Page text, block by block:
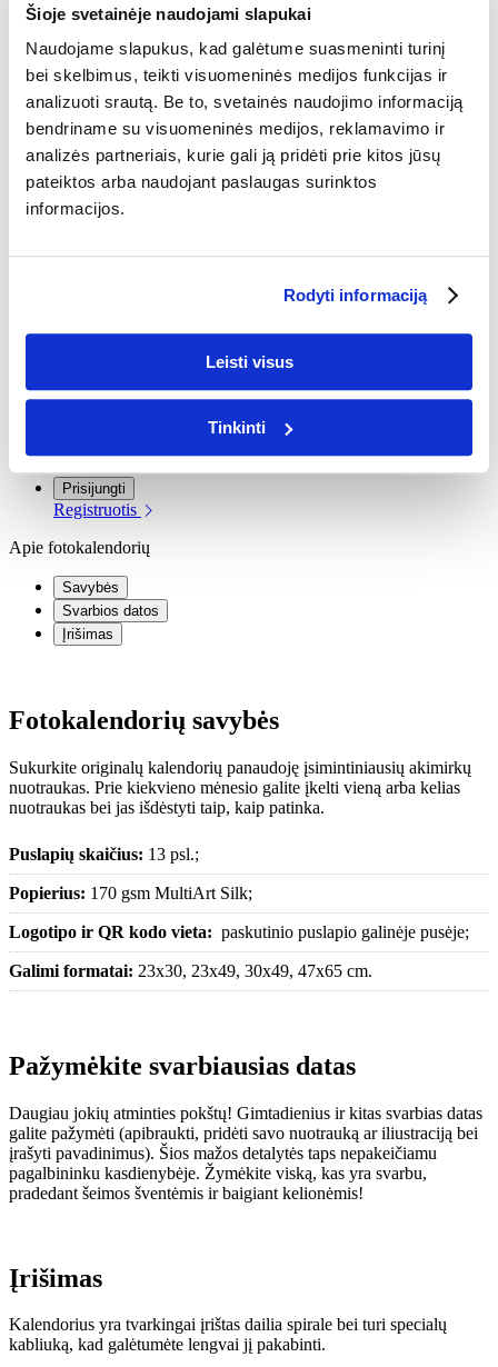
Šioje svetainėje naudojami slapukai
Naudojame slapukus, kad galėtume suasmeninti turinį
bei skelbimus, teikti visuomeninės medijos funkcijas ir
analizuoti srautą. Be to, svetainės naudojimo informaciją
bendriname su visuomeninės medijos, reklamavimo ir
analizės partneriais, kurie gali ją pridėti prie kitos jūsų
pateiktos arba naudojant paslaugas surinktos
informacijos.
Rodyti informaciją
Leisti visus
Tinkinti
DOVANOS
DOVANOS
PUODELIAI SU SPAUDAATVIRUKAI LIPDUKAI
KORTOSSTALO KALENDORIAIUŽRAŠINĖS
FOTOKALENDORIAINAMEE ŽAIDIMŲ KNYGA
DOVANŲ KUPONAI
DOVANŲ KUPONAS
VAIKAMSVALENTINO DIENA
PASIŪLYMAI
KATEGORIJOS
VISOS KATEGORIJOSPLAKATAI, PRINTAI
Prisijungti
Registruotis
Apie fotokalendorių
Savybės
Svarbios datos
Įrišimas
Fotokalendorių savybės
Sukurkite originalų kalendorių panaudoję įsimintiniausių akimirkų
nuotraukas. Prie kiekvieno mėnesio galite įkelti vieną arba kelias
nuotraukas bei jas išdėstyti taip, kaip patinka.
Puslapių skaičius: 13 psl.;
Popierius: 170 gsm MultiArt Silk;
Logotipo ir QR kodo vieta: paskutinio puslapio galinėje pusėje;
Galimi formatai: 23x30, 23x49, 30x49, 47x65 cm.
Pažymėkite svarbiausias datas
Daugiau jokių atminties pokštų! Gimtadienius ir kitas svarbias datas
galite pažymėti (apibraukti, pridėti savo nuotrauką ar iliustraciją bei
įrašyti pavadinimus). Šios mažos detalytės taps nepakeičiamu
pagalbininku kasdienybėje. Žymėkite viską, kas yra svarbu,
pradedant šeimos šventėmis ir baigiant kelionėmis!
Įrišimas
Kalendorius yra tvarkingai įrištas dailia spirale bei turi specialų
kabliuką, kad galėtumėte lengvai jį pakabinti.